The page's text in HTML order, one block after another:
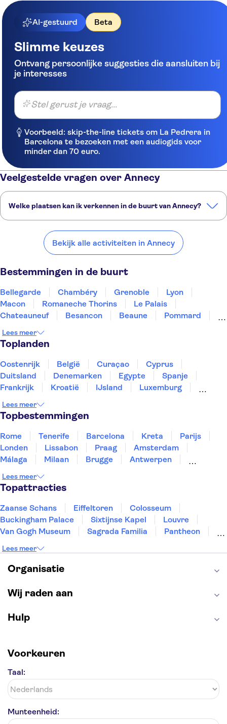
AI-gestuurd Beta
Slimme keuzes
Ontvang persoonlijke suggesties die aansluiten bij
je interesses
Stel gerust je vraag...
Voorbeeld: skip-the-line tickets om La Pedrera in
Barcelona te bezoeken met een audiogids voor
minder dan 70 euro.
Veelgestelde vragen over Annecy
Welke plaatsen kan ik verkennen in de buurt van Annecy?
buurt van Annecy:
Chambéry
Bekijk alle activiteiten in Annecy
Bestemmingen in de buurt
Bellegarde Chambéry Grenoble
Lyon
Macon
Romaneche Thorins
Le Palais
Chateauneuf
Besancon Beaune
Pommard
Lees meer
Toplanden
Oostenrijk België Curaçao
Cyprus
Duitsland
Denemarken Egypte
Spanje
Frankrijk
Kroatië IJsland
Luxemburg
Slovenië
Thailand
Lees meer
Topbestemmingen
Rome Tenerife Barcelona Kreta
Parijs
Londen
Lissabon Praag
Amsterdam
Málaga
Milaan Brugge
Antwerpen
Eindhoven
Lees meer
Topattracties
Zaanse Schans Eiffeltoren
Colosseum
Buckingham Palace
Sixtijnse Kapel
Louvre
Van Gogh Museum
Sagrada Familia
Pantheon
Keukenhof
ARTIS
Edinburgh Castle
Alcatraz
Park Güell
Lees meer
Organisatie
Wij raden aan
Hulp
Voorkeuren
Taal:
Munteenheid: